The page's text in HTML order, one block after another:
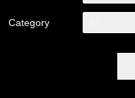
Category